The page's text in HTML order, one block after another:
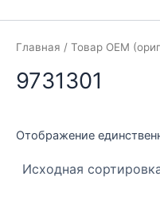
Главная / Товар OEM
9731301
Отображение